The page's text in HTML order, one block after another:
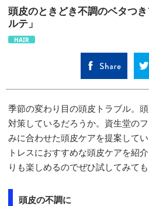
頭皮のときどき不調のベタつ
ルテ」
HAIR
季節の変わり目の頭皮トラブル。
対策しているだろうか。資生堂の
みに合わせた頭皮ケアを提案して
トレスにおすすめな頭皮ケアを紹
りも楽しめるのでぜひ試してみても
頭皮の不調に